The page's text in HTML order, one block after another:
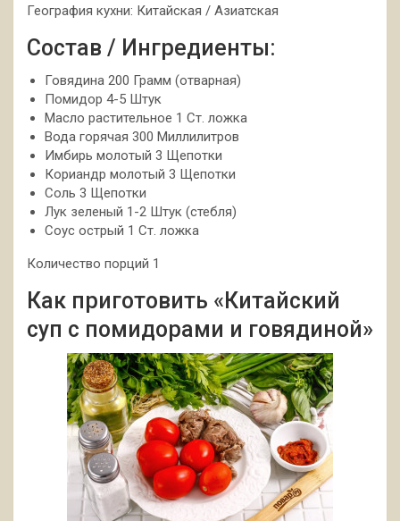
География кухни: Китайская / Азиатская
Состав / Ингредиенты:
Говядина 200 Грамм (отварная)
Помидор 4-5 Штук
Масло растительное 1 Ст. ложка
Вода горячая 300 Миллилитров
Имбирь молотый 3 Щепотки
Кориандр молотый 3 Щепотки
Соль 3 Щепотки
Лук зеленый 1-2 Штук (стебля)
Соус острый 1 Ст. ложка
Количество порций 1
Как приготовить «Китайский
суп с помидорами и говядиной»